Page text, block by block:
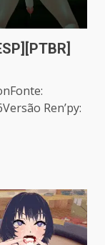
Ren’py: